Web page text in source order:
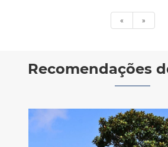
« »
Recomendações